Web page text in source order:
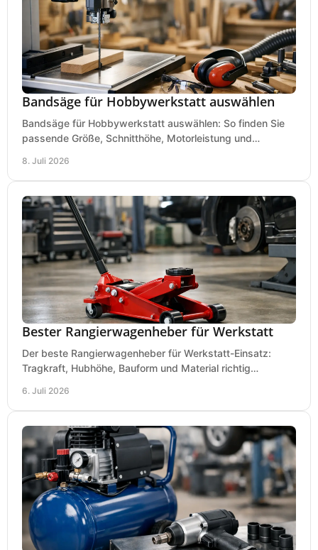
Bandsäge für Hobbywerkstatt auswählen
Bandsäge für Hobbywerkstatt auswählen: So finden Sie
passende Größe, Schnitthöhe, Motorleistung und
8. Juli 2026
Bester Rangierwagenheber für Werkstatt
Der beste Rangierwagenheber für Werkstatt-Einsatz:
Tragkraft, Hubhöhe, Bauform und Material richtig
6. Juli 2026